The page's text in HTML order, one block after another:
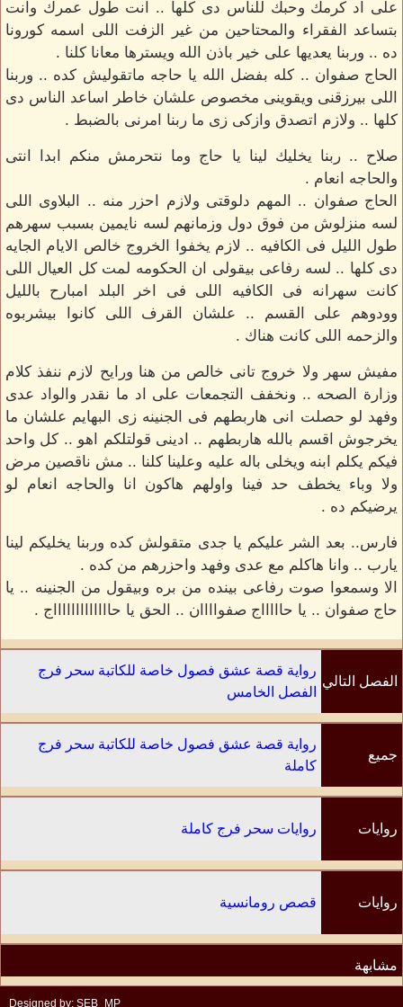
على اد كرمك وحبك للناس دى كلها .. انت طول عمرك وانت
بتساعد الفقراء والمحتاحين من غير الزفت اللى اسمه كورونا
ده .. وربنا يعديها على خير باذن الله ويسترها معانا كلنا .
الحاج صفوان .. كله بفضل الله يا حاجه ماتقوليش كده .. وربنا
اللى بيرزقنى ويقوينى مخصوص علشان خاطر اساعد الناس دى
كلها .. ولازم اتصدق وازكى زى ما ربنا امرنى بالضبط .
صلاح .. ربنا يخليك لينا يا حاج وما نتحرمش منكم ابدا انتى
والحاجه انعام .
الحاج صفوان .. المهم دلوقتى ولازم احزر منه .. البلاوى اللى
لسه منزلوش من فوق دول وزمانهم لسه نايمين بسبب سهرهم
طول الليل فى الكافيه .. لازم يخفوا الخروج خالص الايام الجايه
دى كلها .. لسه رفاعى بيقولى ان الحكومه لمت كل العيال اللى
كانت سهرانه فى الكافيه اللى فى اخر البلد امبارح بالليل
وودوهم على القسم .. علشان القرف اللى كانوا بيشربوه
والزحمه اللى كانت هناك .
مفيش سهر ولا خروج تانى خالص من هنا ورايح لازم ننفذ كلام
وزارة الصحه .. ونخفف التجمعات على اد ما نقدر والواد عدى
وفهد لو حصلت انى هاربطهم فى الجنينه زى البهايم علشان ما
يخرجوش اقسم بالله هاربطهم .. ادينى قولتلكم اهو .. كل واحد
فيكم يكلم ابنه ويخلى باله عليه وعلينا كلنا .. مش ناقصين مرض
ولا وباء يخطف حد فينا واولهم هاكون انا والحاجه انعام لو
يرضيكم ده .
فارس.. بعد الشر عليكم يا جدى متقولش كده وربنا يخليكم لينا
يارب .. وانا هاكلم مع عدى وفهد واحزرهم من كده .
الا وسمعوا صوت رفاعى بينده من بره وبيقول من الجنينه .. يا
حاج صفوان .. يا حاااااج صفواااان .. الحق يا حاااااااااااااج .
الفصل التالي
رواية قصة عشق فصول خاصة للكاتبة سحر فرج
الفصل الخامس
جميع
رواية قصة عشق فصول خاصة للكاتبة سحر فرج
كاملة
روايات روايات سحر فرج كاملة
روايات
مشابهة
قصص رومانسية
Designed by: SEB_MP